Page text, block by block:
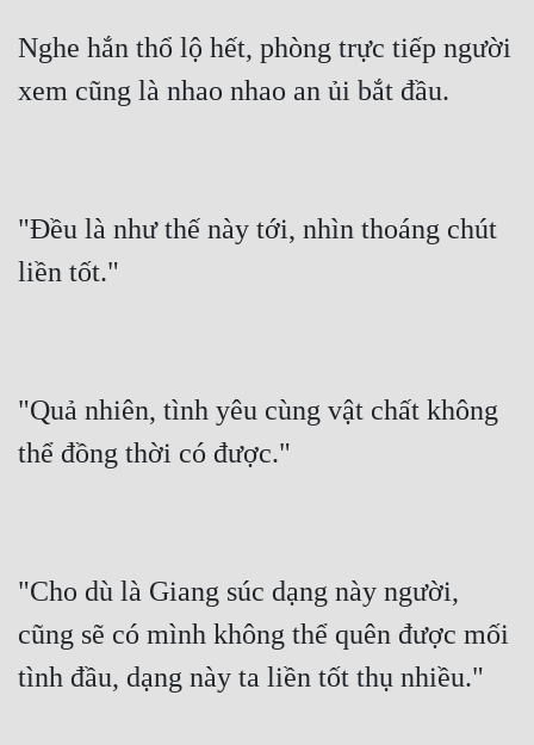
Đẹp
Đẹp Hiệp
Nghe hắn thổ lộ hết, phòng trực tiếp người
xem cũng là nhao nhao an ủi bắt đầu.
"Đều là như thế này tới, nhìn thoáng chút
liền tốt."
"Quả nhiên, tình yêu cùng vật chất không
thể đồng thời có được."
"Cho dù là Giang súc dạng này người,
cũng sẽ có mình không thể quên được mối
tình đầu, dạng này ta liền tốt thụ nhiều."